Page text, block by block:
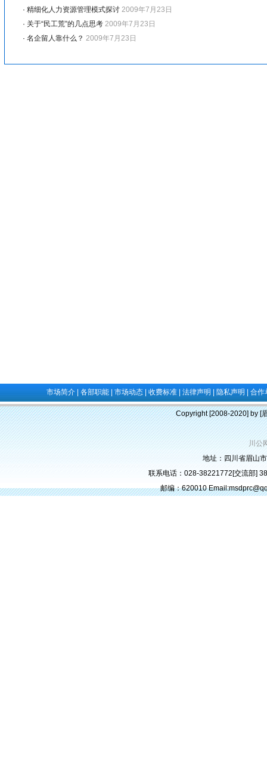
· 精细化人力资源管理模式探讨 2009年7月23日
· 关于“民工荒”的几点思考 2009年7月23日
· 名企留人靠什么？ 2009年7月23日
市场简介|各部职能|市场动态|收费标准|法律声明|隐私声明|合作
Copyright [2008-2020] by [
川公
地址：四川省眉山
联系电话：028-38221772[交流部]
邮编：620010